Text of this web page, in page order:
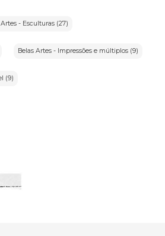
Artes - Esculturas (27)
Belas Artes - Impressões e múltiplos (9)
(9)